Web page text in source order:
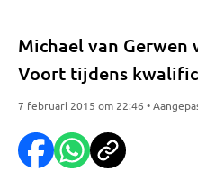
Michael van Gerwen
Voort tijdens
7 februari 2015 om 22:46 •